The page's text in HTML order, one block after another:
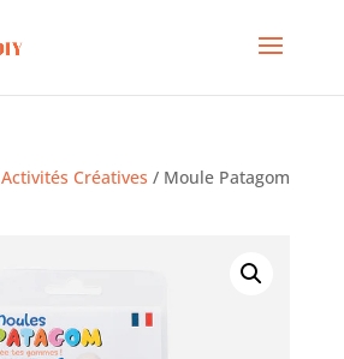
Activités Créatives / Moule Patagom